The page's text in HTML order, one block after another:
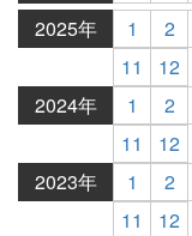
2025年
1 2
11
12
2024年
1 2
11
12
2023年
1 2
11
12